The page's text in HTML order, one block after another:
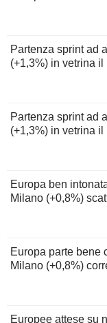
Partenza sprint ad
(+1,3%) in vetrina il
Partenza sprint ad
(+1,3%) in vetrina il
Europa ben
Milano (+0,8%)
Europa parte bene
Milano (+0,8%)
Europee attese su